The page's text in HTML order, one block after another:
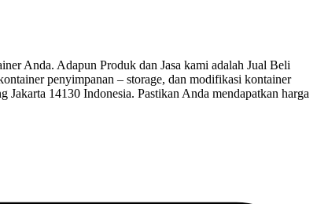
Anda. Adapun Produk dan Jasa kami adalah Jual Beli
penyimpanan – storage, dan modifikasi kontainer
14130 Indonesia. Pastikan Anda mendapatkan harga